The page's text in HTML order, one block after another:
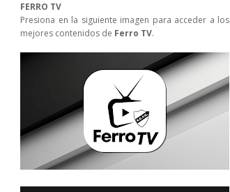
FERRO TV
Presiona en la siguiente imagen para acceder a los
mejores contenidos de Ferro TV.